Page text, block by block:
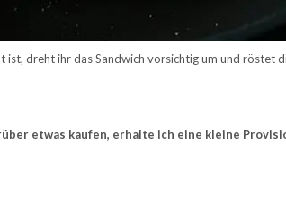
ist, dreht ihr das Sandwich vorsichtig um und röstet
etwas kaufen, erhalte ich eine kleine